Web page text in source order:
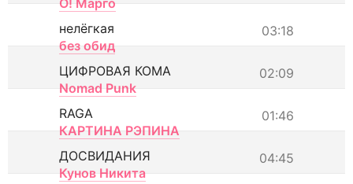
О! Марго
03:18
нелёгкая
без обид
02:09
ЦИФРОВАЯ КОМА
Nomad Punk
01:46
RAGA
КАРТИНА РЭПИНА
04:45
ДОСВИДАНИЯ
Кунов Никита